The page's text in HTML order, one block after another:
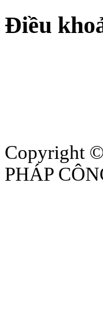
Điều
Copyright
PHÁP